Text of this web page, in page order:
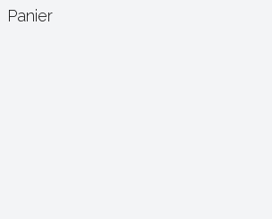
Panier